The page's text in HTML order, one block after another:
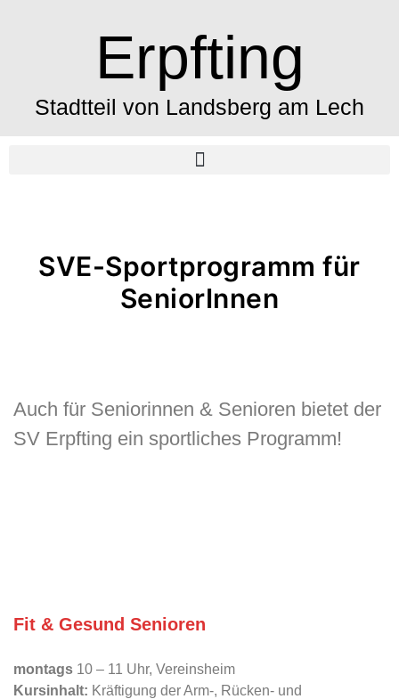
Erpfting
Stadtteil von Landsberg am Lech
SVE-Sportprogramm für
SeniorInnen
Auch für Seniorinnen & Senioren bietet der
SV Erpfting ein sportliches Programm!
Fit & Gesund Senioren
montags 10 – 11 Uhr, Vereinsheim
Kursinhalt: Kräftigung der Arm-, Rücken- und